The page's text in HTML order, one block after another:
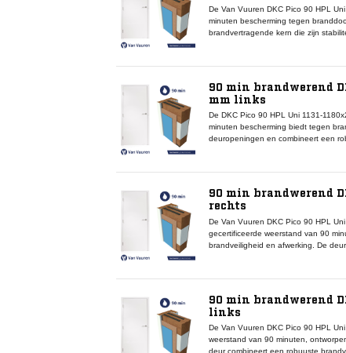
De Van Vuuren DKC Pico 90 HPL
minuten bescherming tegen
brandvertragende kern die zijn
deze deur een volledig
optimale veiligheid voor
90 min brandwerend
mm links
De DKC Pico 90 HPL Uni 1131-
minuten bescherming biedt tegen
deuropeningen en combineert een
gecertificeerd onderdeel dat volledig
model geschikt voor brandveilige
90 min brandwerend
rechts
De Van Vuuren DKC Pico 90 HPL
gecertificeerde weerstand van 90
brandveiligheid en afwerking. De
brandcompartimenten met
rookwerende afdichtingen en
maatvastheid biedt dit model
90 min brandwerend
links
De Van Vuuren DKC Pico 90 HPL
weerstand van 90 minuten,
deur combineert een robuuste